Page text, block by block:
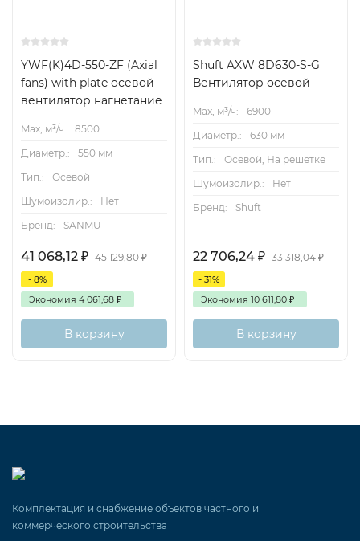
YWF(K)4D-550-ZF (Axial
fans) with plate осевой
вентилятор нагнетание
Max, м³/ч:
8500
Диаметр.:
550 мм
Тип.:
Осевой
Шумоизолир.:
Нет
Бренд:
SANMU
41 068,12 ₽ 45 129,80₽
- 8%
Экономия 4 061,68 ₽
В корзину
Shuft AXW 8D630-S-G
Вентилятор осевой
Max, м³/ч:
6900
Диаметр.:
630 мм
Тип.:
Осевой, На решетке
Шумоизолир.:
Нет
Бренд:
Shuft
22 706,24 ₽ 33 318,04₽
- 31%
Экономия 10 611,80 ₽
В корзину
Комплектация и снабжение объектов частного и
коммерческого строительства